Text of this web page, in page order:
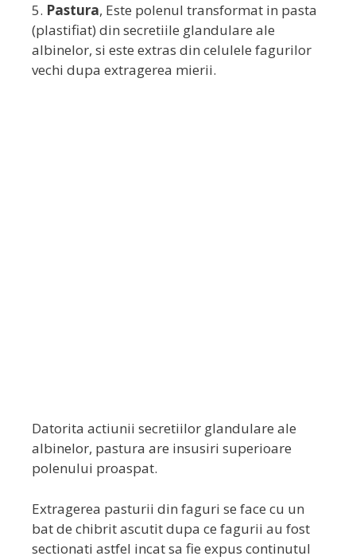
5. Pastura, Este polenul transformat in pasta
(plastifiat) din secretiile glandulare ale
albinelor, si este extras din celulele fagurilor
vechi dupa extragerea mierii.
Datorita actiunii secretiilor glandulare ale
albinelor, pastura are insusiri superioare
polenului proaspat.
Extragerea pasturii din faguri se face cu un
bat de chibrit ascutit dupa ce fagurii au fost
sectionati astfel incat sa fie expus continutul